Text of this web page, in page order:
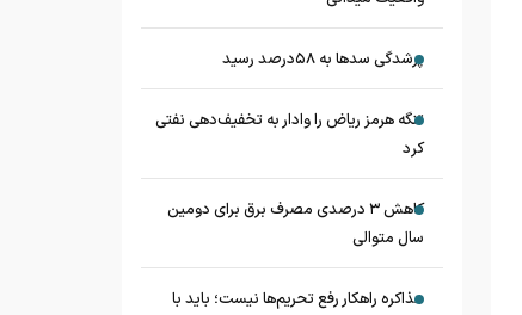
پرشدگی سدها به ۵۸درصد رسید
تنگه هرمز ریاض را وادار به تخفیف‌دهی نفتی
کرد
کاهش ۳ درصدی مصرف برق برای دومین
سال متوالی
مذاکره راهکار رفع تحریم‌ها نیست؛ باید با